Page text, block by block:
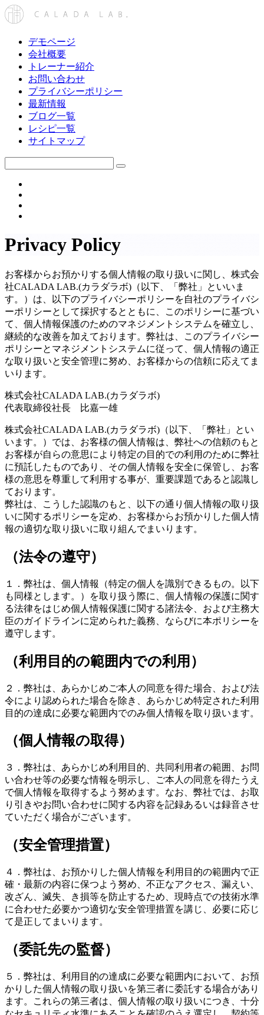
デモページ
会社概要
トレーナー紹介
お問い合わせ
プライバシーポリシー
最新情報
ブログ一覧
レシピ一覧
サイトマップ
Privacy Policy
お客様からお預かりする個人情報の取り扱いに関し、株式会
社CALADA LAB.(カラダラボ)（以下、「弊社」といいま
す。）は、以下のプライバシーポリシーを自社のプライバシ
ーポリシーとして採択するとともに、このポリシーに基づい
て、個人情報保護のためのマネジメントシステムを確立し、
継続的な改善を加えております。弊社は、このプライバシー
ポリシーとマネジメントシステムに従って、個人情報の適正
な取り扱いと安全管理に努め、お客様からの信頼に応えてま
いります。
株式会社CALADA LAB.(カラダラボ)
代表取締役社長 比嘉一雄
株式会社CALADA LAB.(カラダラボ)（以下、「弊社」とい
います。）では、お客様の個人情報は、弊社への信頼のもと
お客様が自らの意思により特定の目的での利用のために弊社
に預託したものであり、その個人情報を安全に保管し、お客
様の意思を尊重して利用する事が、重要課題であると認識し
ております。
弊社は、こうした認識のもと、以下の通り個人情報の取り扱
いに関するポリシーを定め、お客様からお預かりした個人情
報の適切な取り扱いに取り組んでまいります。
（法令の遵守）
１．弊社は、個人情報（特定の個人を識別できるもの。以下
も同様とします。）を取り扱う際に、個人情報の保護に関す
る法律をはじめ個人情報保護に関する諸法令、および主務大
臣のガイドラインに定められた義務、ならびに本ポリシーを
遵守します。
（利用目的の範囲内での利用）
２．弊社は、あらかじめご本人の同意を得た場合、および法
令により認められた場合を除き、あらかじめ特定された利用
目的の達成に必要な範囲内でのみ個人情報を取り扱います。
（個人情報の取得）
３．弊社は、あらかじめ利用目的、共同利用者の範囲、お問
い合わせ等の必要な情報を明示し、ご本人の同意を得たうえ
で個人情報を取得するよう努めます。なお、弊社では、お取
り引きやお問い合わせに関する内容を記録あるいは録音させ
ていただく場合がございます。
（安全管理措置）
４．弊社は、お預かりした個人情報を利用目的の範囲内で正
確・最新の内容に保つよう努め、不正なアクセス、漏えい、
改ざん、滅失、き損等を防止するため、現時点での技術水準
に合わせた必要かつ適切な安全管理措置を講じ、必要に応じ
て是正してまいります。
（委託先の監督）
５．弊社は、利用目的の達成に必要な範囲内において、お預
かりした個人情報の取り扱いを第三者に委託する場合があり
ます。これらの第三者は、個人情報の取り扱いにつき、十分